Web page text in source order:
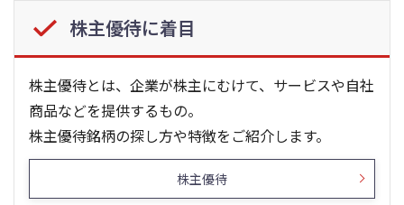
株主優待に着目
株主優待とは、企業が株主にむけて、サービスや自社
商品などを提供するもの。
株主優待銘柄の探し方や特徴をご紹介します。
株主優待